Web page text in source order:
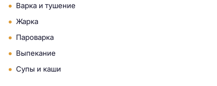
Варка и тушение
Жарка
Пароварка
Выпекание
Супы и каши